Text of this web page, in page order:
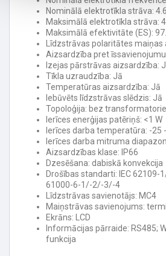
Nominālā elektrotīkla strāva:
Maksimālā elektrotīkla strāva:
Maksimālā efektivitāte (ES):
Līdzstrāvas polaritātes maiņas
Aizsardzība pret
Izejas pārstrāvas aizsardzība:
Tīkla uzraudzība: Jā
Temperatūras aizsardzība: Jā
Iebūvēts līdzstrāvas slēdzis: Jā
Topoloģija: bez
Ierīces enerģijas patēriņš: <1 W
Ierīces darba temperatūra: -25
Ierīces darba mitruma
Aizsardzības klase: IP66
Dzesēšana: dabiskā konvekcija
Drošības standarti: IEC 62109-
61000-6-1/-2/-3/-4
Līdzstrāvas savienotājs: MC4
Maiņstrāvas savienojums:
Ekrāns: LCD
Informācijas pārraide: RS485;
funkcija